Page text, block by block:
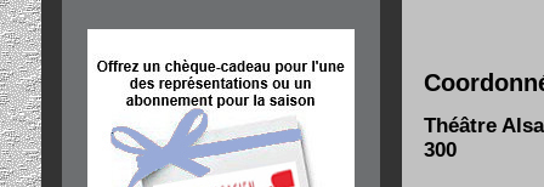
Théâtre
300